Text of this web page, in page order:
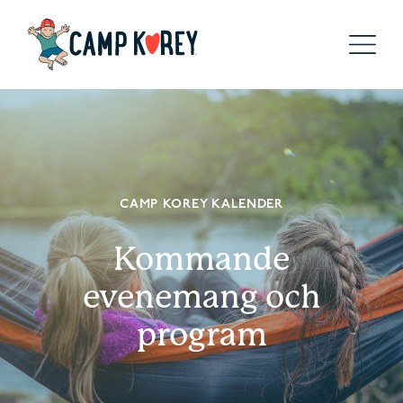
CAMP KOREY KALENDER
Kommande
evenemang och
program